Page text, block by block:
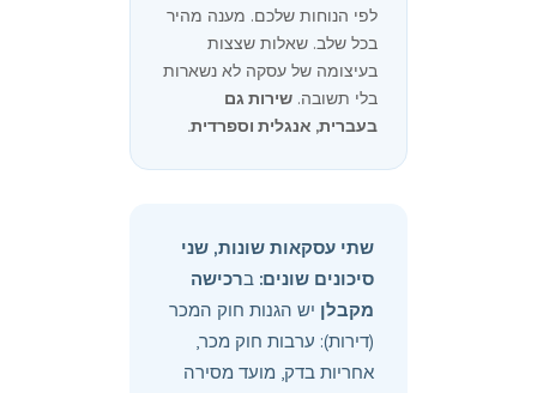
לפי הנוחות שלכם. מענה מהיר
בכל שלב. שאלות שצצות
בעיצומה של עסקה לא נשארות
בלי תשובה. שירות גם
בעברית, אנגלית וספרדית.
שתי עסקאות שונות, שני
סיכונים שונים: ברכישה
מקבלן יש הגנות חוק המכר
(דירות): ערבות חוק מכר,
אחריות בדק, מועד מסירה